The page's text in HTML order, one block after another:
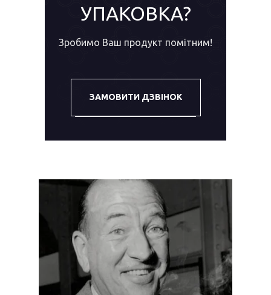
УПАКОВКА?
Зробимо Ваш продукт помітним!
ЗАМОВИТИ ДЗВІНОК
МОДІ, ТОМУ ЩО ЗНАЮТЬ, ЩОБ
УПАКОВКУ